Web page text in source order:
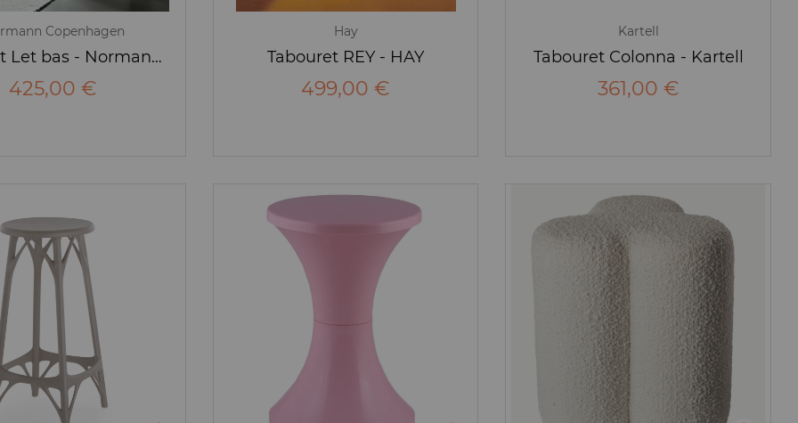
Copenhagen
Tabouret Let bas - Normann Copenhagen
425,00 €
Hay
Tabouret REY - HAY
499,00 €
Kartell
Tabouret Colonna - Kartell
361,00 €